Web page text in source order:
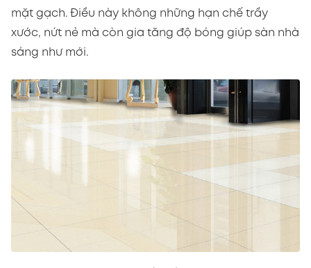
mặt gạch. Điều này không những hạn chế trầy
xước, nứt nẻ mà còn gia tăng độ bóng giúp sàn nhà
sáng như mới.